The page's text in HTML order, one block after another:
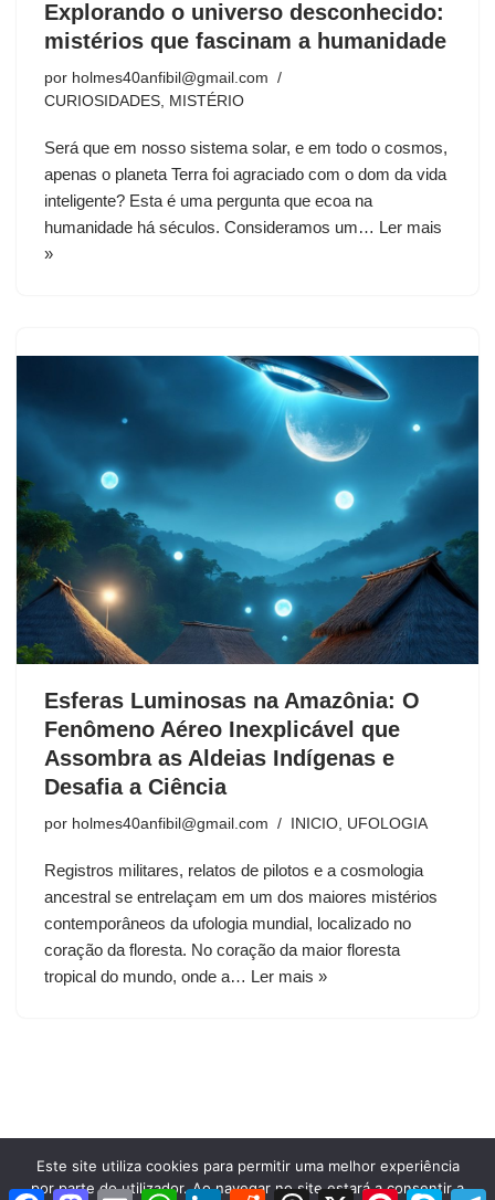
Explorando o universo desconhecido:
mistérios que fascinam a humanidade
por holmes40anfibil@gmail.com
CURIOSIDADES
MISTÉRIO
Será que em nosso sistema solar, e em todo o cosmos,
apenas o planeta Terra foi agraciado com o dom da vida
inteligente? Esta é uma pergunta que ecoa na
humanidade há séculos. Consideramos um… Ler mais
»
Esferas Luminosas na Amazônia: O
Fenômeno Aéreo Inexplicável que
Assombra as Aldeias Indígenas e
Desafia a Ciência
por holmes40anfibil@gmail.com INICIO UFOLOGIA
Registros militares, relatos de pilotos e a cosmologia
ancestral se entrelaçam em um dos maiores mistérios
contemporâneos da ufologia mundial, localizado no
coração da floresta. No coração da maior floresta
tropical do mundo, onde a… Ler mais »
Este site utiliza cookies para permitir uma melhor experiência
por parte do utilizador. Ao navegar no site estará a consentir a